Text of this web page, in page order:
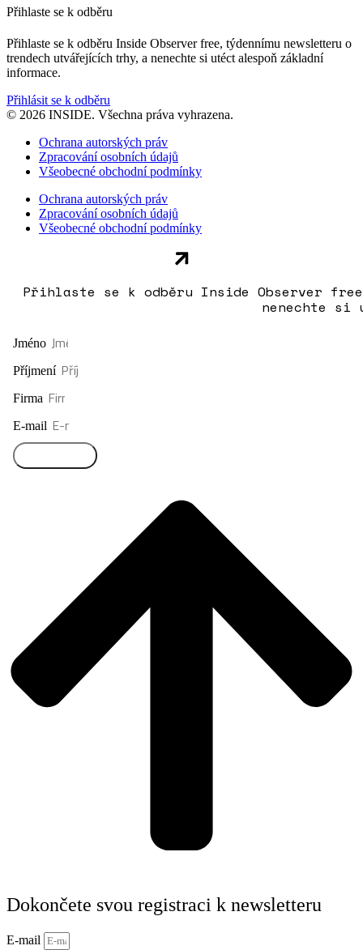
Přihlaste se k odběru
Přihlaste se k odběru Inside Observer free, týdennímu newsletteru o
trendech utvářejících trhy, a nenechte si utéct alespoň základní
informace.
Přihlásit se k odběru
© 2026 INSIDE. Všechna práva vyhrazena.
Ochrana autorských práv
Zpracování osobních údajů
Všeobecné obchodní podmínky
Ochrana autorských práv
Zpracování osobních údajů
Všeobecné obchodní podmínky
Přihlaste se k odběru Inside Observer
nenechte si
Jméno
Příjmení
Firma
E-mail
Dokončete svou registraci k newsletteru
E-mail